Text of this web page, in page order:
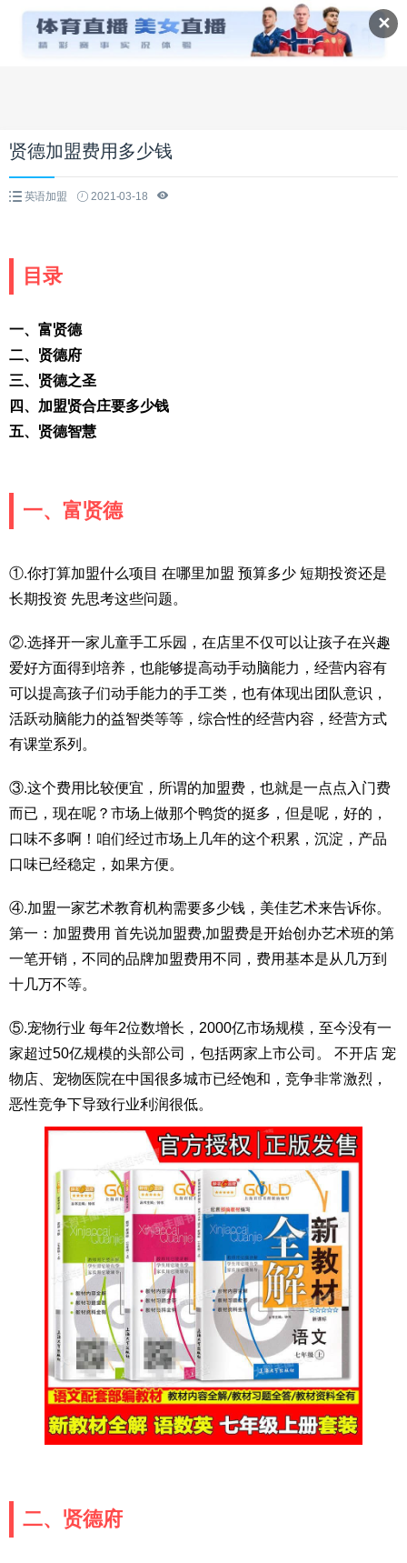
✕
贤德加盟费用多少钱
英语加盟 2021-03-18
目录
一、富贤德
二、贤德府
三、贤德之圣
四、加盟贤合庄要多少钱
五、贤德智慧
一、富贤德
①.你打算加盟什么项目 在哪里加盟 预算多少 短期投资还是
长期投资 先思考这些问题。
②.选择开一家儿童手工乐园，在店里不仅可以让孩子在兴趣
爱好方面得到培养，也能够提高动手动脑能力，经营内容有
可以提高孩子们动手能力的手工类，也有体现出团队意识，
活跃动脑能力的益智类等等，综合性的经营内容，经营方式
有课堂系列。
③.这个费用比较便宜，所谓的加盟费，也就是一点点入门费
而已，现在呢？市场上做那个鸭货的挺多，但是呢，好的，
口味不多啊！咱们经过市场上几年的这个积累，沉淀，产品
口味已经稳定，如果方便。
④.加盟一家艺术教育机构需要多少钱，美佳艺术来告诉你。
第一：加盟费用 首先说加盟费,加盟费是开始创办艺术班的第
一笔开销，不同的品牌加盟费用不同，费用基本是从几万到
十几万不等。
⑤.宠物行业 每年2位数增长，2000亿市场规模，至今没有一
家超过50亿规模的头部公司，包括两家上市公司。 不开店 宠
物店、宠物医院在中国很多城市已经饱和，竞争非常激烈，
恶性竞争下导致行业利润很低。
二、贤德府